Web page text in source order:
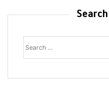
Search
for: